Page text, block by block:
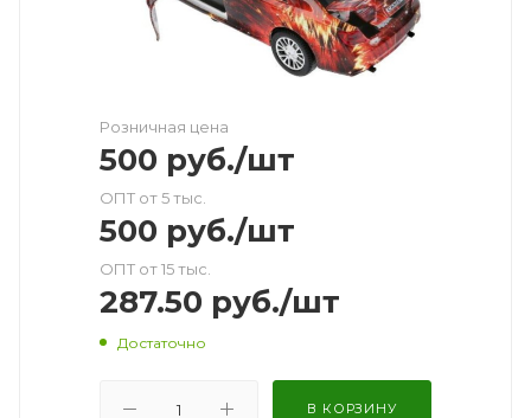
Розничная цена
500 руб./шт
ОПТ от 5 тыс.
500 руб./шт
ОПТ от 15 тыс.
287.50 руб./шт
Достаточно
В КОРЗИНУ